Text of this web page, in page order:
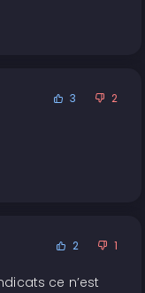
3 2
2 1
ce n’est